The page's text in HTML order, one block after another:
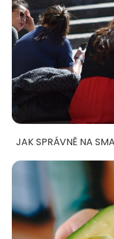
JAK SPRÁVNĚ NA